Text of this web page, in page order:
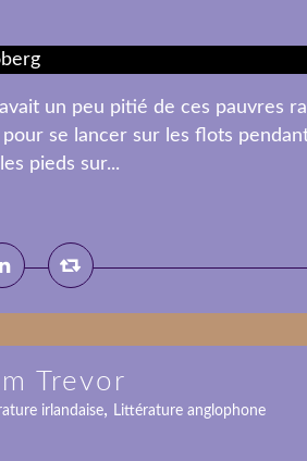
un peu pitié de ces pauvres
se lancer sur les flots
pieds sur...
Trevor
irlandaise, Littérature anglophone